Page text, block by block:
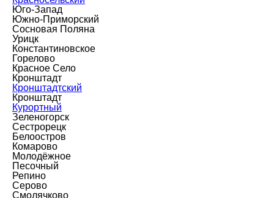
Юго-Запад
Южно-Приморский
Сосновая Поляна
Урицк
Константиновское
Горелово
Красное Село
Кронштадт
Кронштадтский
Кронштадт
Курортный
Зеленогорск
Сестрорецк
Белоостров
Комарово
Молодёжное
Песочный
Репино
Серово
Смолячково